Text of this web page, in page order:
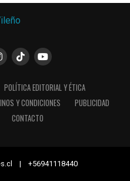
POLÍTICA EDITORIAL Y ÉTICA
Y CONDICIONES
PUBLICIDAD
CONTACTO
| +56941118440